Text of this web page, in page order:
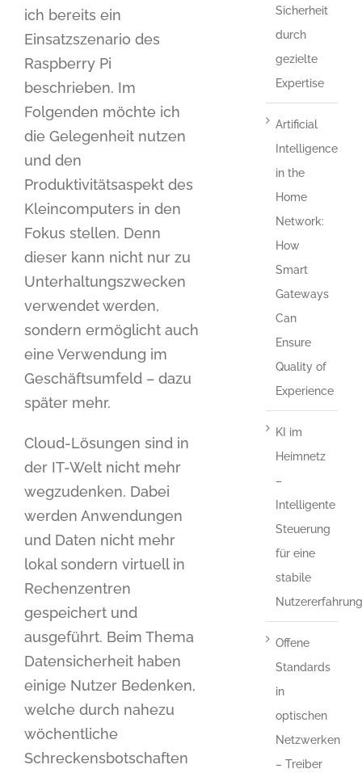
ich bereits ein
Einsatzszenario des
Raspberry Pi
beschrieben. Im
Folgenden möchte ich
die Gelegenheit nutzen
und den
Produktivitätsaspekt des
Kleincomputers in den
Fokus stellen. Denn
dieser kann nicht nur zu
Unterhaltungszwecken
verwendet werden,
sondern ermöglicht auch
eine Verwendung im
Geschäftsumfeld – dazu
später mehr.
Cloud-Lösungen sind in
der IT-Welt nicht mehr
wegzudenken. Dabei
werden Anwendungen
und Daten nicht mehr
lokal sondern virtuell in
Rechenzentren
gespeichert und
ausgeführt. Beim Thema
Datensicherheit haben
einige Nutzer Bedenken,
welche durch nahezu
wöchentliche
Schreckensbotschaften
Sicherheit
durch
gezielte
Expertise
Artificial
Intelligence
in the
Home
Network:
How
Smart
Gateways
Can
Ensure
Quality of
Experience
KI im
Heimnetz
–
Intelligente
Steuerung
für eine
stabile
Nutzererfahrung
Offene
Standards
in
optischen
Netzwerken
– Treiber